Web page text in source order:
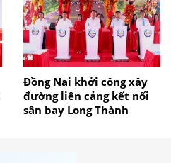
Đồng Nai khởi công xây
đường liên cảng kết nối
sân bay Long Thành